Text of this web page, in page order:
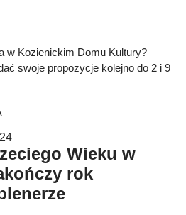
w Kozienickim Domu Kultury?
swoje propozycje kolejno do 2 i 9
Wieku w
rok